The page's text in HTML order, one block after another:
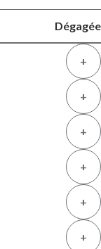
Dégagée
+
+
+
+
+
+